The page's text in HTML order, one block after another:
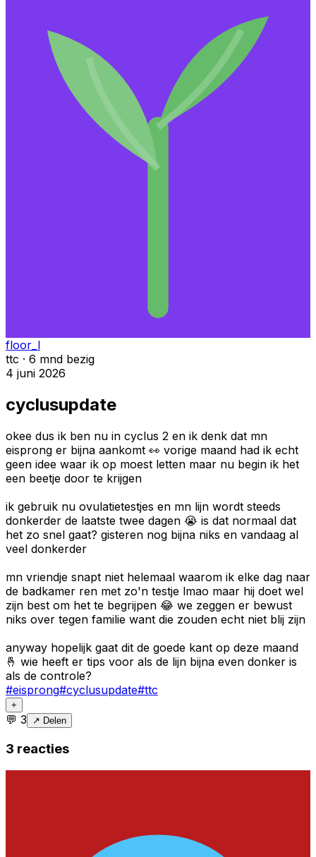
floor_l
ttc · 6 mnd bezig
4 juni 2026
cyclusupdate
okee dus ik ben nu in cyclus 2 en ik denk dat mn
eisprong er bijna aankomt 👀 vorige maand had ik echt
geen idee waar ik op moest letten maar nu begin ik het
een beetje door te krijgen
ik gebruik nu ovulatietestjes en mn lijn wordt steeds
donkerder de laatste twee dagen 😭 is dat normaal dat
het zo snel gaat? gisteren nog bijna niks en vandaag al
veel donkerder
mn vriendje snapt niet helemaal waarom ik elke dag naar
de badkamer ren met zo'n testje lmao maar hij doet wel
zijn best om het te begrijpen 😂 we zeggen er bewust
niks over tegen familie want die zouden echt niet blij zijn
anyway hopelijk gaat dit de goede kant op deze maand
🤞 wie heeft er tips voor als de lijn bijna even donker is
als de controle?
#eisprong#cyclusupdate#ttc
+
💬 3 ↗ Delen
3 reacties